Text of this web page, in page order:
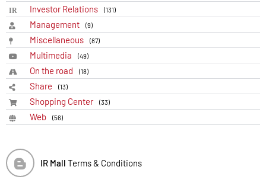
Investor Relations (131)
Management (9)
Miscellaneous (87)
Multimedia (49)
On the road (18)
Share (13)
Shopping Center (33)
Web (56)
IR Mall Terms & Conditions